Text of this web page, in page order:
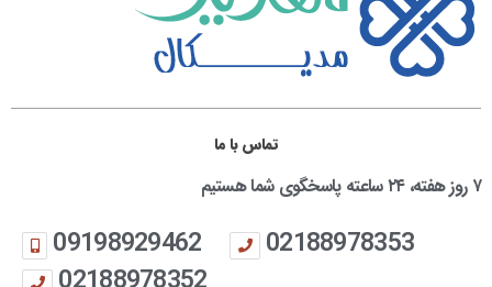
تماس با ما
۷ روز هفته، ۲۴ ساعته پاسخگوی شما هستیم
09198929462
02188978353
02188978352